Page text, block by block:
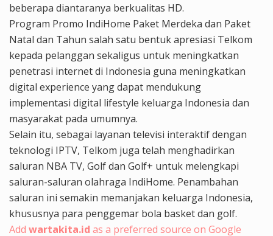
beberapa diantaranya berkualitas HD.
Program Promo IndiHome Paket Merdeka dan Paket
Natal dan Tahun salah satu bentuk apresiasi Telkom
kepada pelanggan sekaligus untuk meningkatkan
penetrasi internet di Indonesia guna meningkatkan
digital experience yang dapat mendukung
implementasi digital lifestyle keluarga Indonesia dan
masyarakat pada umumnya.
Selain itu, sebagai layanan televisi interaktif dengan
teknologi IPTV, Telkom juga telah menghadirkan
saluran NBA TV, Golf dan Golf+ untuk melengkapi
saluran-saluran olahraga IndiHome. Penambahan
saluran ini semakin memanjakan keluarga Indonesia,
khususnya para penggemar bola basket dan golf.
Add wartakita.id as a preferred source on Google